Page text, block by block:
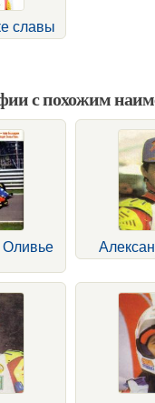
славы
с похожим
Оливье